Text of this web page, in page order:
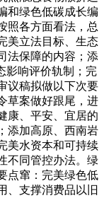
和绿色低碳成长编
照各方面看法，总
美立法目标、生态
法保障的内容；添
影响评价轨制；完
议稿拟做以下次要
草案做好跟尾，进
康、平安、宜居的
添加高原、西南岩
美水资本和可持续
不同管控办法。绿
点窜：完美绿色低
、支撑消费品以旧